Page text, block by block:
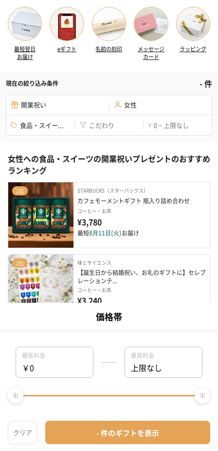
最短翌日
お届け
eギフト 名前の刻印
メッセージ
カード
ラッピング
現在の絞り込み条件 -件
開業祝い 女性
食品・スイー... こだわり ¥ 0 ~ 上限なし
女性への食品・スイーツの開業祝いプレゼントのおすすめ
ランキング
1位 STARBUCKS（スターバックス）
カフェモーメントギフト 瓶入り詰め合わせ
コーヒー・お茶
¥3,780
最短8月11日(火)お届け
2位 味とサイエンス
【誕生日から結婚祝い、お礼のギフトに】セレブ
レーションテ...
コーヒー・お茶
¥3,240
8月11日(火)お届け
和のクラフトビール「馨和 KAGUA」と和風おつ
¥3,677〜
¥2,010